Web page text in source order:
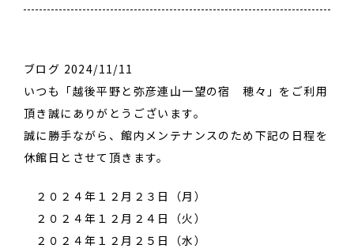
ブログ 2024/11/11
いつも「越後平野と弥彦連山一望の宿 穂々」をご利用
頂き誠にありがとうございます。
誠に勝手ながら、館内メンテナンスのため下記の日程を
休館日とさせて頂きます。
２０２４年１２月２３日（月）
２０２４年１２月２４日（火）
２０２４年１２月２５日（水）